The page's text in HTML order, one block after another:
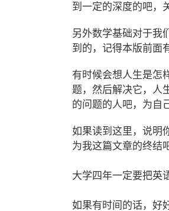
到一定的深度的吧，
另外数学基础对于我
到的，记得本版前面
有时候会想人生是怎
题，然后解决它，人
的问题的人吧，为自
如果读到这里，说明
为我这篇文章的终结
大学四年一定要把英
如果有时间的话，好